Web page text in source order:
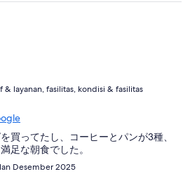
& layanan, fasilitas, kondisi & fasilitas
買ってたし、コーヒーとパンが3種、
足な朝食でした。
Desember 2025